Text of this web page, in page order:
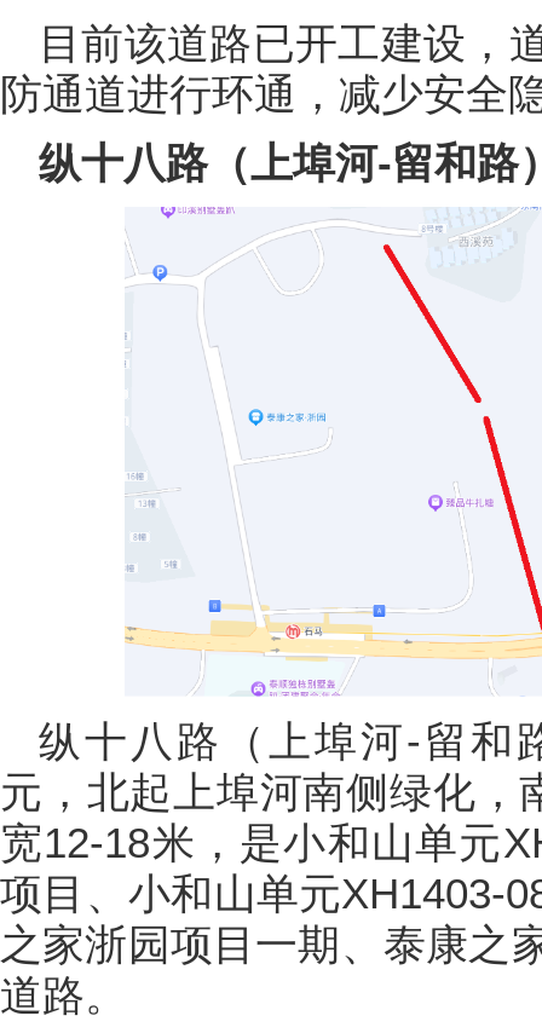
目前该道路已开工建设，
防通道进行环通，减少安全
纵十八路（上埠河-留和路
纵十八路（上埠河-留和
元，北起上埠河南侧绿化，
宽12-18米，是小和山单元
项目、小和山单元XH1403-
之家浙园项目一期、泰康之
道路。